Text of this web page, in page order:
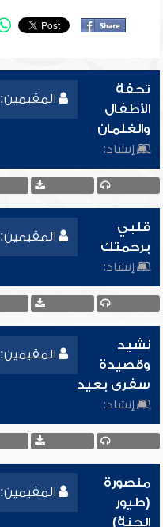
المقيمين: 0
تحفة
الأطفال
والغلمان
إنشاد:
المقيمين: 3
قلبي
برحمتك
إنشاد:
المقيمين: 0
نشيد
وقصيدة
سفرى بعيد
إنشاد:
المقيمين: 2
منصورة
(طيور
الجنة)